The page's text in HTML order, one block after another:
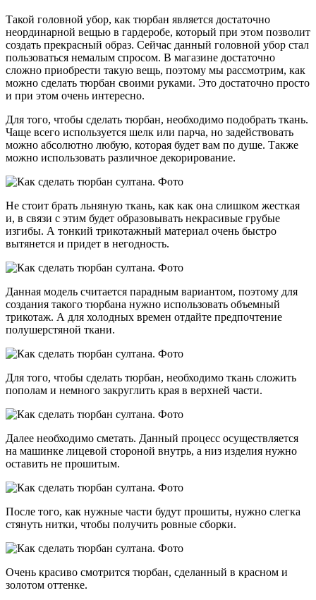
Такой головной убор, как тюрбан является достаточно
неординарной вещью в гардеробе, который при этом позволит
создать прекрасный образ. Сейчас данный головной убор стал
пользоваться немалым спросом. В магазине достаточно
сложно приобрести такую вещь, поэтому мы рассмотрим, как
можно сделать тюрбан своими руками. Это достаточно просто
и при этом очень интересно.
Для того, чтобы сделать тюрбан, необходимо подобрать ткань.
Чаще всего используется шелк или парча, но задействовать
можно абсолютно любую, которая будет вам по душе. Также
можно использовать различное декорирование.
Не стоит брать льняную ткань, как как она слишком жесткая
и, в связи с этим будет образовывать некрасивые грубые
изгибы. А тонкий трикотажный материал очень быстро
вытянется и придет в негодность.
Данная модель считается парадным вариантом, поэтому для
создания такого тюрбана нужно использовать объемный
трикотаж. А для холодных времен отдайте предпочтение
полушерстяной ткани.
Для того, чтобы сделать тюрбан, необходимо ткань сложить
пополам и немного закруглить края в верхней части.
Далее необходимо сметать. Данный процесс осуществляется
на машинке лицевой стороной внутрь, а низ изделия нужно
оставить не прошитым.
После того, как нужные части будут прошиты, нужно слегка
стянуть нитки, чтобы получить ровные сборки.
Очень красиво смотрится тюрбан, сделанный в красном и
золотом оттенке.